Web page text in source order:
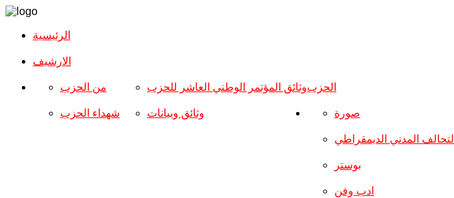
الرئيسية
الارشیف
الحزب من الحزب
شهداء الحزب
وثائق المؤتمر الوطني العاشر للحزب
وثائق وبيانات صورة
التحالف المدني الديمقراطي
بوستر
ادب وفن